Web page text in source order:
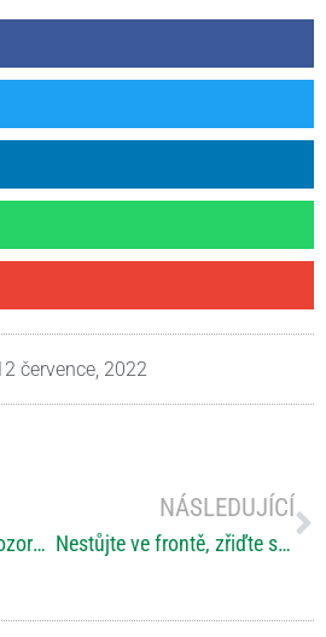
července, 2022
Léčivé přípravky a upozornění na zásadní rozdíly mezi nimi a některými dalšími kategoriemi výrobků na trhu
NÁSLEDUJÍCÍ
Nestůjte ve frontě, zřiďte si Mobilní klíč eGovernmentu a komunikujte s Úřadem práce ČR elektronicky